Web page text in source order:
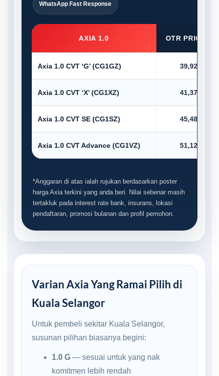
WhatsApp Fast Response
AXIA 1.0 OTR PRICE
Axia 1.0 CVT ‘G’ (CG1GZ) 39,920.00
Axia 1.0 CVT ‘X’ (CG1XZ) 41,375.00
Axia 1.0 CVT SE (CG1SZ) 45,485.00
Axia 1.0 CVT Advance (CG1VZ) 51,123.00
*Anggaran di atas ialah rujukan berdasarkan poster
harga Axia terkini yang anda beri. Nilai sebenar masih
tertakluk pada interest rate bank, insurans, lokasi
pendaftaran, promosi bulanan dan profil pemohon.
Varian Axia Yang Ramai Pilih di
Kuala Selangor
Untuk pembeli sekitar Kuala Selangor,
susunan pilihan biasanya begini:
1.0 G— sesuai untuk yang nak
komitmen lebih rendah